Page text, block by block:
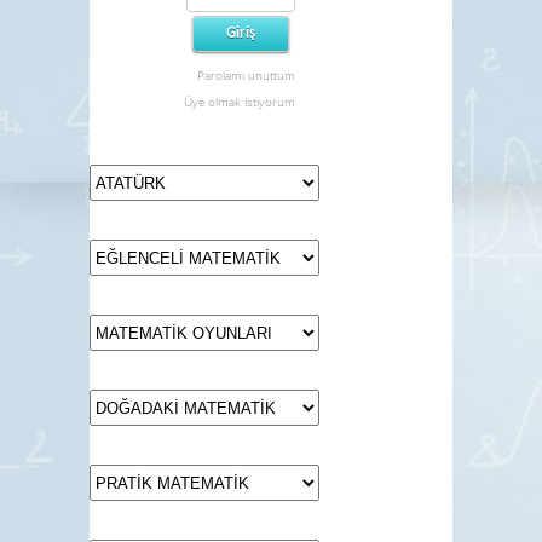
Parolamı unuttum
Üye olmak istiyorum